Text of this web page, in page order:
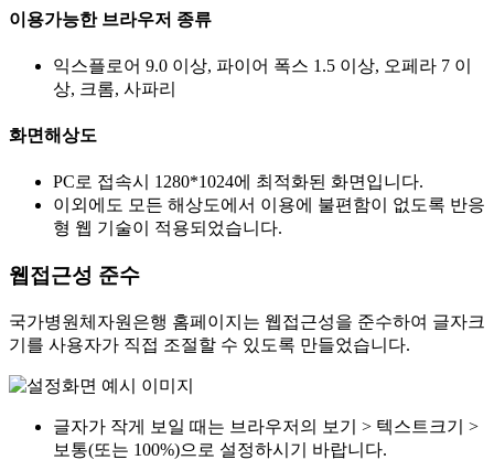
이용가능한 브라우저 종류
익스플로어 9.0 이상, 파이어 폭스 1.5 이상, 오페라 7 이
상, 크롬, 사파리
화면해상도
PC로 접속시 1280*1024에 최적화된 화면입니다.
이외에도 모든 해상도에서 이용에 불편함이 없도록 반응
형 웹 기술이 적용되었습니다.
웹접근성 준수
국가병원체자원은행 홈페이지는 웹접근성을 준수하여 글자크
기를 사용자가 직접 조절할 수 있도록 만들었습니다.
글자가 작게 보일 때는 브라우저의 보기 > 텍스트크기 >
보통(또는 100%)으로 설정하시기 바랍니다.